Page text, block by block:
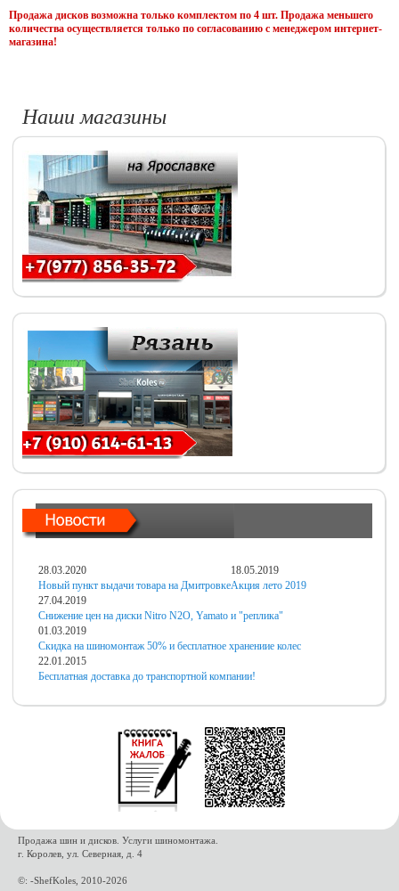
Продажа дисков возможна только комплектом по 4 шт. Продажа меньшего
количества осуществляется только по согласованию с менеджером интернет-
магазина!
Наши магазины
28.03.2020
Новый пункт выдачи товара на Дмитровке
18.05.2019
Акция лето 2019
27.04.2019
Снижение цен на диски Nitro N2O, Yamato и "реплика"
01.03.2019
Скидка на шиномонтаж 50% и бесплатное хранениие колес
22.01.2015
Бесплатная доставка до транспортной компании!
Продажа шин и дисков. Услуги шиномонтажа.
г. Королев, ул. Северная, д. 4
©: -ShefKoles, 2010-2026